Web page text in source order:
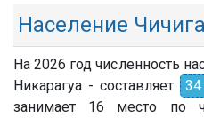
Население
На 2026 год численность
Никарагуа - составляет
занимает 16 место по